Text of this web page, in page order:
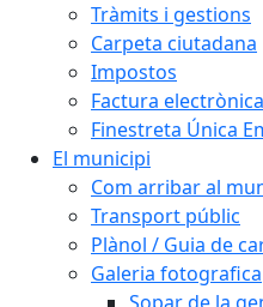
Tràmits i gestions
Carpeta ciutadana
Impostos
Factura electrònica
Finestreta Única
El municipi
Com arribar al
Transport públic
Plànol / Guia de
Galeria fotografica